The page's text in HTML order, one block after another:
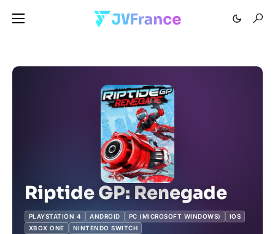
Riptide GP: Renegade
PLAYSTATION 4 ANDROID PC (MICROSOFT WINDOWS)
IOS
XBOX ONE
NINTENDO SWITCH